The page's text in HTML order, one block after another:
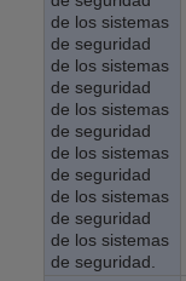
de los sistemas
de seguridad
de los sistemas
de seguridad
de los sistemas
de seguridad
de los sistemas
de seguridad
de los sistemas
de seguridad
de los sistemas
de seguridad.